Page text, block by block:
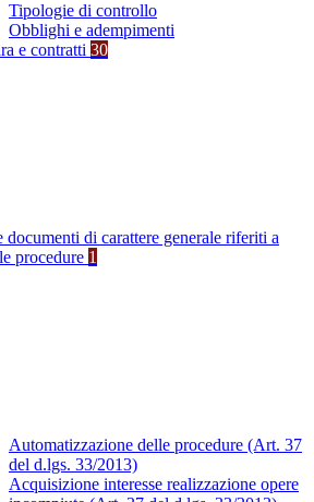
Tipologie di controllo
Obblighi e adempimenti
e contratti 30
documenti di carattere generale riferiti a
procedure 1
Automatizzazione delle procedure (Art. 37
del d.lgs. 33/2013)
Acquisizione interesse realizzazione opere